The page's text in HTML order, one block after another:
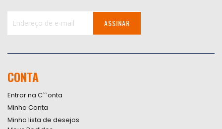
Newsletter:
ASSINAR
CONTA
Entrar na C``onta
Minha Conta
Minha lista de desejos